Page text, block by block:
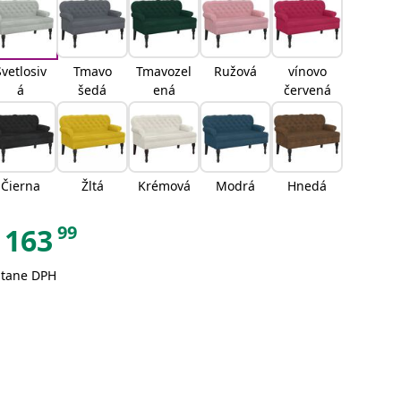
á
Tmavo
šedá
Tmavozel
ená
Ružová
vínovo
červená
Čierna Žltá Krémová Modrá Hnedá
163 99
DPH